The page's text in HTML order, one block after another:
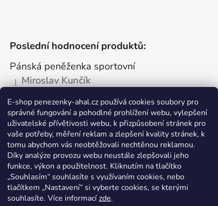
E-shop penezenky-ahal.cz používá cookies soubory pro
správné fungování a pohodlné prohlížení webu, vylepšení
uživatelské přívětivosti webu, k přizpůsobení stránek pro
vaše potřeby, měření reklam a zlepšení kvality stránek, k
tomu abychom vás neobtěžovali nechtěnou reklamou.
Díky analýze provozu webu neustále zlepšovali jeho
funkce, výkon a použitelnost. Kliknutím na tlačítko
„Souhlasím“ souhlasíte s využívaním cookies, nebo
tlačítkem „Nastavení“ si vyberte cookies, se kterými
souhlasíte. Více informacízde.
Poslední hodnocení produktů:
Pánská peněženka sportovní
Hodnocení produktu je 5 z 5 hvězdiček.
| Miroslav Kunčík
OK
Kožená dokladovka tmavá
Hodnocení produktu je 5 z 5 hvězdiček.
| Vlastimil Šajtar
Spokojený ,rychle a spolehlivě
Kožená peněženka na drobné mince
Hodnocení produktu je 5 z 5 hvězdiček.
| Katarína Kutlíková